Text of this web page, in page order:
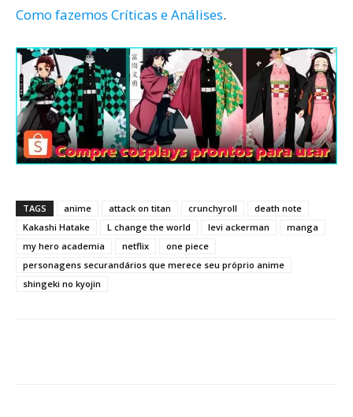
Como fazemos Críticas e Análises.
TAGS anime attack on titan crunchyroll
death note
Kakashi Hatake
L change the world levi ackerman
manga
my hero academia
netflix
one piece
personagens securandários que merece seu próprio anime
shingeki no kyojin